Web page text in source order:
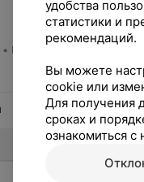
• Кандидат
Нет
удобства
статистики и
рекомендаций.
Вы можете
cookie или
Для получения
сроках и
ознакомиться с